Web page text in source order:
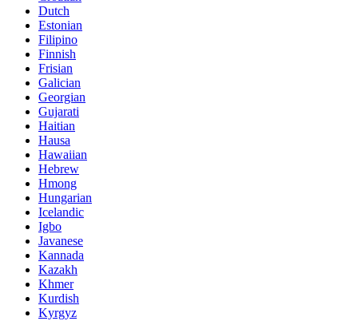
Dutch
Estonian
Filipino
Finnish
Frisian
Galician
Georgian
Gujarati
Haitian
Hausa
Hawaiian
Hebrew
Hmong
Hungarian
Icelandic
Igbo
Javanese
Kannada
Kazakh
Khmer
Kurdish
Kyrgyz